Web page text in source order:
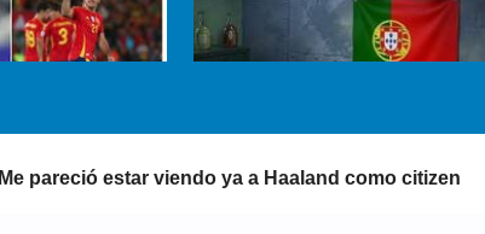
Me pareció estar viendo ya a Haaland como citizen